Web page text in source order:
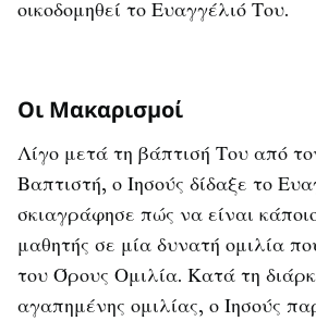
οικοδομηθεί το Ευαγγέλιό Του.
Οι Μακαρισμοί
Λίγο μετά τη βάπτισή Του από
Βαπτιστή, ο Ιησούς δίδαξε το
σκιαγράφησε πώς να είναι
μαθητής σε μία δυνατή ομιλία
του Όρους Ομιλία. Κατά τη
αγαπημένης ομιλίας, ο Ιησούς